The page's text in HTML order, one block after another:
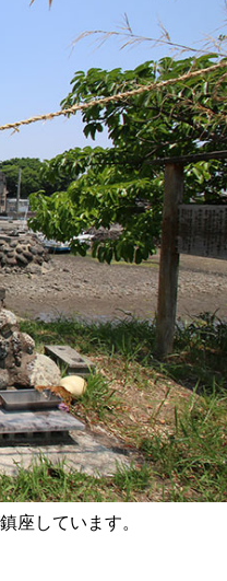
バレンタイン2023 @オカモ
・シェ・ダムール
和8年 島原市消防出初式
ってみた＠令和7年島原城大
門市／はみだせ島原高校生共
プロジェクト／島商ップ／Mij
ふぇ／しまばら温泉不知火
座しています。